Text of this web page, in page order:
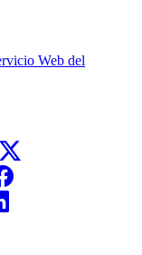
Web del